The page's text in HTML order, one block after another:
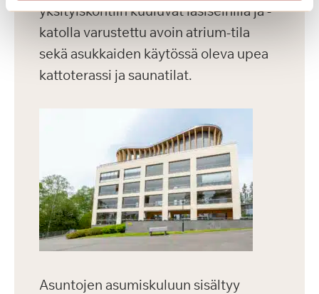
yksityiskohtiin kuuluvat lasiseinillä ja -
katolla varustettu avoin atrium-tila
sekä asukkaiden käytössä oleva upea
kattoterassi ja saunatilat.
Asuntojen asumiskuluun sisältyy